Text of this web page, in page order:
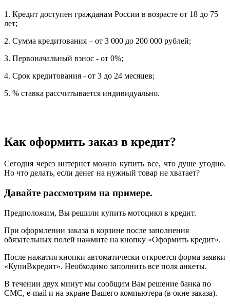
1. Кредит доступен гражданам России в возрасте от 18 до 75
лет;
2. Сумма кредитования – от 3 000 до 200 000 рублей;
3. Первоначальный взнос - от 0%;
4. Срок кредитования - от 3 до 24 месяцев;
5. % ставка рассчитывается индивидуально.
Как оформить заказ в кредит?
Сегодня через интернет можно купить все, что душе угодно.
Но что делать, если денег на нужный товар не хватает?
Давайте рассмотрим на примере.
Предположим, Вы решили купить мотоцикл в кредит.
При оформлении заказа в корзине после заполнения
обязательных полей нажмите на кнопку «Оформить кредит».
После нажатия кнопки автоматически откроется форма заявки
«КупиВкредит». Необходимо заполнить все поля анкеты.
В течении двух минут мы сообщим Вам решение банка по
СМС, e-mail и на экране Вашего компьютера (в окне заказа).